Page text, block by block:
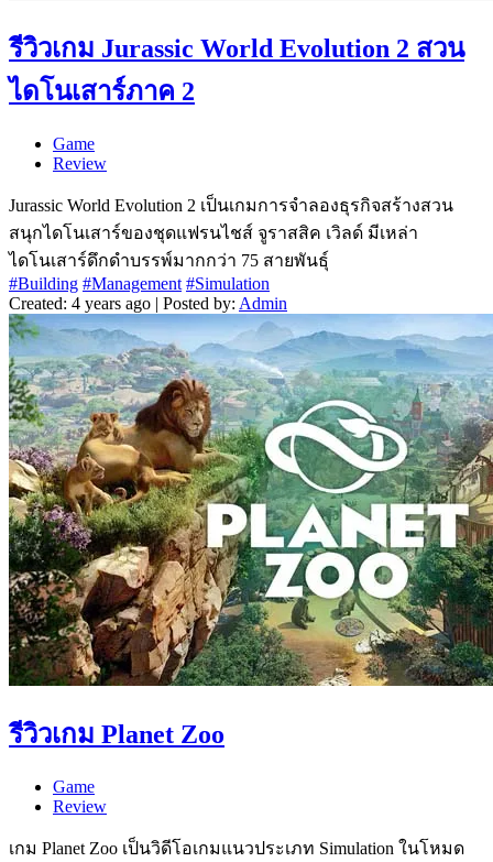
รีวิวเกม Jurassic World Evolution 2 สวน
ไดโนเสาร์ภาค 2
Game
Review
Jurassic World Evolution 2 เป็นเกมการจำลองธุรกิจสร้างสวน
สนุกไดโนเสาร์ของชุดแฟรนไชส์ จูราสสิค เวิลด์ มีเหล่า
ไดโนเสาร์ดึกดำบรรพ์มากกว่า 75 สายพันธุ์
#Building #Management #Simulation
Created: 4 years ago | Posted by: Admin
รีวิวเกม Planet Zoo
Game
Review
เกม Planet Zoo เป็นวิดีโอเกมแนวประเภท Simulation ในโหมด